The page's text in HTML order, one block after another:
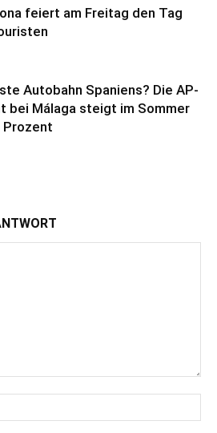
feiert am Freitag den Tag
Autobahn Spaniens? Die AP-
bei Málaga steigt im Sommer
Prozent